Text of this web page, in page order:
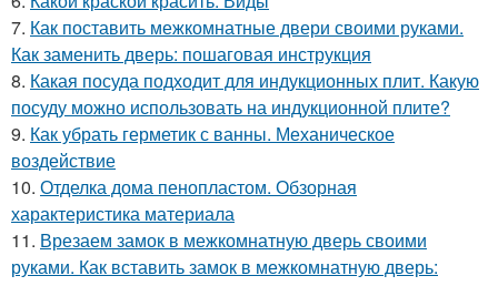
7. Как поставить межкомнатные двери своими руками.
Как заменить дверь: пошаговая инструкция
8. Какая посуда подходит для индукционных плит. Какую
посуду можно использовать на индукционной плите?
9. Как убрать герметик с ванны. Механическое
воздействие
10. Отделка дома пенопластом. Обзорная
характеристика материала
11. Врезаем замок в межкомнатную дверь своими
руками. Как вставить замок в межкомнатную дверь: